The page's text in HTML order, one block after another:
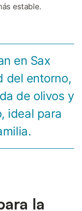
estable.
en Sax
del entorno,
de olivos y
ideal para
la